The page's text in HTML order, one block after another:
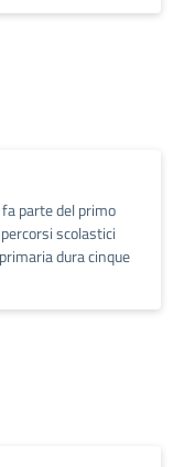
parte del primo
scolastici
dura cinque